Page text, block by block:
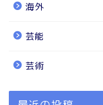
海外
芸能
芸術